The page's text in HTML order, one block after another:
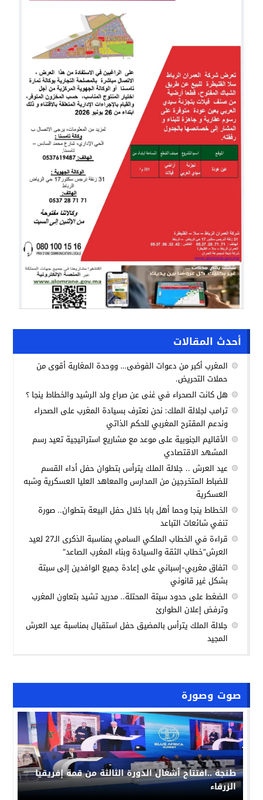
صوت وصورة
حملة “فخورون_بملكنا” تجتاح مواقع التواصل بالمغرب:
رد حضاري على حملات التشويش الإعلامي
أحدث المقالات
المغرب أكبر من دعوات الفوضى… ووحدة المغاربة أقوى من
حملات التحريض.
هل كانت الصحراء في غنى عن صراع ولد الرشيد والخطاط ينجا ؟
ترامب لجلالة الملك: نحن نعترف بسيادة المغرب على الصحراء
وندعم المقترح المغربي للحكم الذاتي
الأقاليم الجنوبية على موعد مع مشاريع استراتيجية تعيد رسم
المشهد الاقتصادي
عيد العرش .. جلالة الملك يترأس بتطوان حفل أداء القسم
للضباط المتخرجين من المدارس والمعاهد العليا العسكرية وشبه
العسكرية
الخطاط ينجا وحما أهل بابا خلال حفل البيعة بتطوان.. صورة
تنفي شائعات التباعد
قراءة في الخطاب الملكي السامي بمناسبة الذكرى الـ27 لعيد
العرش”خطاب الثقة والسيادة وبناء المغرب الصاعد”
اتفاق مغربي-إسباني على إعادة جميع الوافدين إلى سبتة
بشكل غير قانوني
الضغط على حدود سبتة المحتلة.. مدريد تشيد بتعاون المغرب
وترفض إعلان الطوارئ
جلالة الملك يترأس بالمضيق حفل استقبال بمناسبة عيد العرش
المجيد